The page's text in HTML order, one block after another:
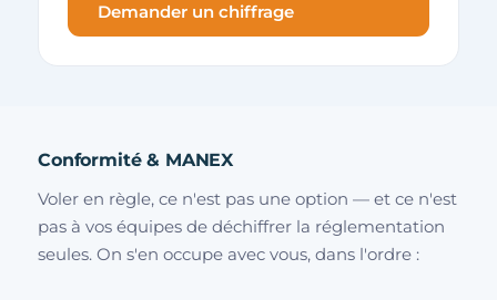
Demander un chiffrage
Conformité & MANEX
Voler en règle, ce n'est pas une option — et ce n'est
pas à vos équipes de déchiffrer la réglementation
seules. On s'en occupe avec vous, dans l'ordre :